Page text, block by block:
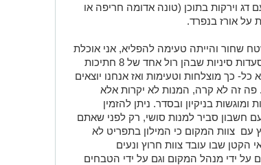
של אורז עם דג וירקות בתוכן (טונה אדומה חריפה או
על אורז בנפרד.
שחור והייתה טעימה להפליא, אני אוכלת
סושי כבר כמה שנים וביקרתי בהמון מסעדות סיניות שבהן רול אחד של 8 חתיכות
לא כל- כך מוצלחות וטעימות ואז אנחנו יוצאים
זה לא קרה, המנות לא יקרות אלא
בניקיון ובסדר. ניתן להזמין
חשבון סביר למנות סושי, רק לפני שאתם
עם צוות המקום כי המילון בתפריט לא
הקטן שבו עובד צוות חרוץ ונעים
על ידי מנהל המקום וגם על ידי הטבחים